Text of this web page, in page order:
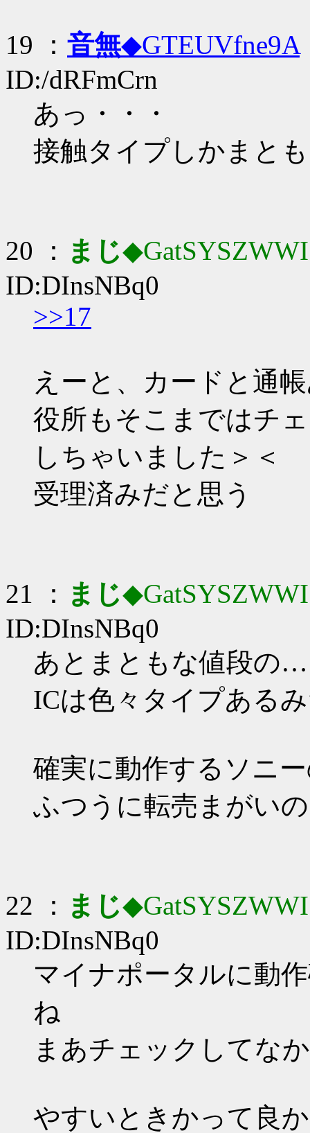
19 ： 音無◆GTEUVfne9A
ID:/dRFmCrn
あっ・・・
接触タイプしかまと
20 ： まじ◆GatSYSZWWI
ID:DInsNBq0
>>17
えーと、カードと通
役所もそこまではチ
しちゃいました＞＜
受理済みだと思う
21 ： まじ◆GatSYSZWWI
ID:DInsNBq0
あとまともな値段の…
ICは色々タイプある
確実に動作するソニ
ふつうに転売まがい
22 ： まじ◆GatSYSZWWI
ID:DInsNBq0
マイナポータルに動
ね
まあチェックしてな
やすいときかって良